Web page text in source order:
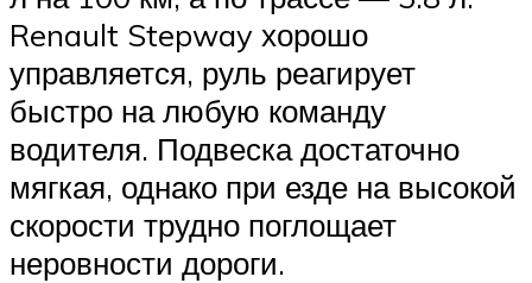
Renault Stepway хорошо
управляется, руль реагирует
быстро на любую команду
водителя. Подвеска достаточно
мягкая, однако при езде на высокой
скорости трудно поглощает
неровности дороги.